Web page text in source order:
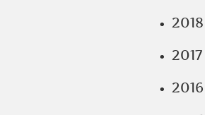
2018
2017
2016